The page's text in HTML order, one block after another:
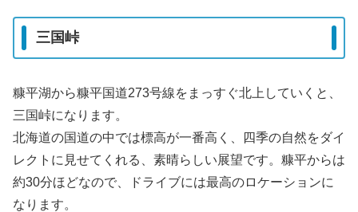
三国峠
糠平湖から糠平国道273号線をまっすぐ北上していくと、
三国峠になります。
北海道の国道の中では標高が一番高く、四季の自然をダイ
レクトに見せてくれる、素晴らしい展望です。糠平からは
約30分ほどなので、ドライブには最高のロケーションに
なります。